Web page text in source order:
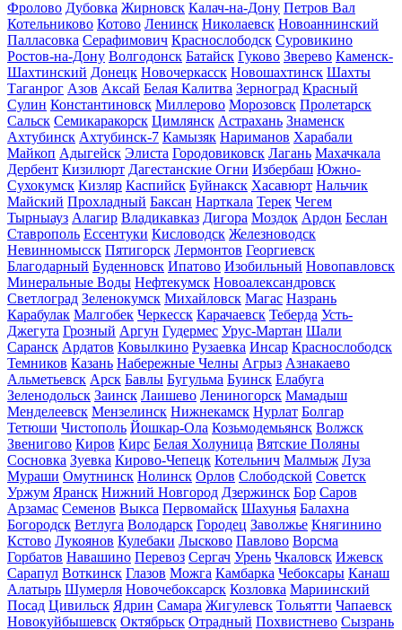
Фролово Дубовка Жирновск Калач-на-Дону Петров Вал
Котельниково Котово Ленинск Николаевск Новоаннинский
Палласовка Серафимович Краснослободск Суровикино
Ростов-на-Дону Волгодонск Батайск Гуково Зверево Каменск-
Шахтинский Донецк Новочеркасск Новошахтинск Шахты
Таганрог Азов Аксай Белая Калитва Зерноград Красный
Сулин Константиновск Миллерово Морозовск Пролетарск
Сальск Семикаракорск Цимлянск Астрахань Знаменск
Ахтубинск Ахтубинск-7 Камызяк Нариманов Харабали
Майкоп Адыгейск Элиста Городовиковск Лагань Махачкала
Дербент Кизилюрт Дагестанские Огни Избербаш Южно-
Сухокумск Кизляр Каспийск Буйнакск Хасавюрт Нальчик
Майский Прохладный Баксан Нарткала Терек Чегем
Тырныауз Алагир Владикавказ Дигора Моздок Ардон Беслан
Ставрополь Ессентуки Кисловодск Железноводск
Невинномысск Пятигорск Лермонтов Георгиевск
Благодарный Буденновск Ипатово Изобильный Новопавловск
Минеральные Воды Нефтекумск Новоалександровск
Светлоград Зеленокумск Михайловск Магас Назрань
Карабулак Малгобек Черкесск Карачаевск Теберда Усть-
Джегута Грозный Аргун Гудермес Урус-Мартан Шали
Саранск Ардатов Ковылкино Рузаевка Инсар Краснослободск
Темников Казань Набережные Челны Агрыз Азнакаево
Альметьевск Арск Бавлы Бугульма Буинск Елабуга
Зеленодольск Заинск Лаишево Лениногорск Мамадыш
Менделеевск Мензелинск Нижнекамск Нурлат Болгар
Тетюши Чистополь Йошкар-Ола Козьмодемьянск Волжск
Звенигово Киров Кирс Белая Холуница Вятские Поляны
Сосновка Зуевка Кирово-Чепецк Котельнич Малмыж Луза
Мураши Омутнинск Нолинск Орлов Слободской Советск
Уржум Яранск Нижний Новгород Дзержинск Бор Саров
Арзамас Семенов Выкса Первомайск Шахунья Балахна
Богородск Ветлуга Володарск Городец Заволжье Княгинино
Кстово Лукоянов Кулебаки Лысково Павлово Ворсма
Горбатов Навашино Перевоз Сергач Урень Чкаловск Ижевск
Сарапул Воткинск Глазов Можга Камбарка Чебоксары Канаш
Алатырь Шумерля Новочебоксарск Козловка Мариинский
Посад Цивильск Ядрин Самара Жигулевск Тольятти Чапаевск
Новокуйбышевск Октябрьск Отрадный Похвистнево Сызрань